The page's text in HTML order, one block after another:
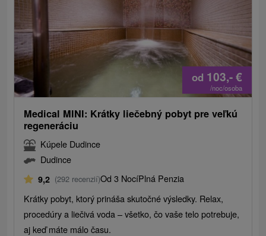
od 103,-€
/noc/osoba
Medical MINI: Krátky liečebný pobyt pre veľkú
regeneráciu
Kúpele Dudince
Dudince
9,2 (292 recenzií)Od 3 NocíPlná Penzia
Krátky pobyt, ktorý prináša skutočné výsledky. Relax,
procedúry a liečivá voda – všetko, čo vaše telo potrebuje,
aj keď máte málo času.